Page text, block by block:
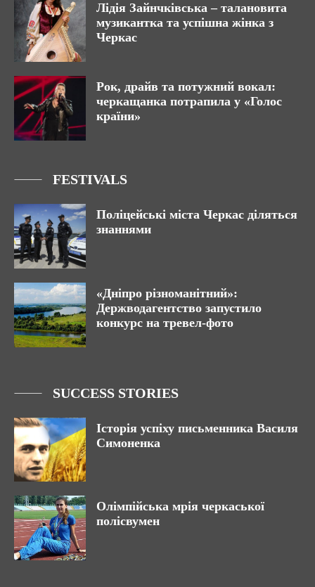
Лідія Зайнчківська – талановита
музикантка та успішна жінка з
Черкас
Рок, драйв та потужний вокал:
черкащанка потрапила у «Голос
країни»
FESTIVALS
Поліцейські міста Черкас діляться
знаннями
«Дніпро різноманітний»:
Держводагентство запустило
конкурс на тревел-фото
SUCCESS STORIES
Історія успіху письменника Василя
Симоненка
Олімпійська мрія черкаської
полісвумен